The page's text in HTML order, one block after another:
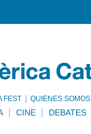
FEST QUIÉNES SOMOS
CINE DEBATES